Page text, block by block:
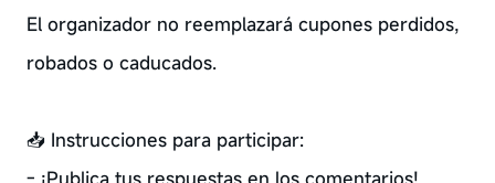
El organizador no reemplazará cupones perdidos,
robados o caducados.
📥 Instrucciones para participar: